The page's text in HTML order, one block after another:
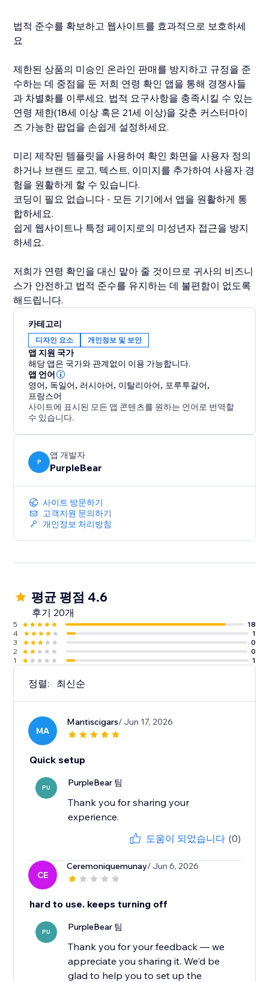
법적 준수를 확보하고 웹사이트를 효과적으로 보호하세
요
제한된 상품의 미승인 온라인 판매를 방지하고 규정을 준
수하는 데 중점을 둔 저희 연령 확인 앱을 통해 경쟁사들
과 차별화를 이루세요. 법적 요구사항을 충족시킬 수 있는
연령 제한(18세 이상 혹은 21세 이상)을 갖춘 커스터마이
즈 가능한 팝업을 손쉽게 설정하세요.
미리 제작된 템플릿을 사용하여 확인 화면을 사용자 정의
하거나 브랜드 로고, 텍스트, 이미지를 추가하여 사용자 경
험을 원활하게 할 수 있습니다.
코딩이 필요 없습니다 - 모든 기기에서 앱을 원활하게 통
합하세요.
쉽게 웹사이트나 특정 페이지로의 미성년자 접근을 방지
하세요.
저희가 연령 확인을 대신 맡아 줄 것이므로 귀사의 비즈니
스가 안전하고 법적 준수를 유지하는 데 불편함이 없도록
해드립니다.
카테고리
디자인 요소 개인정보 및 보안
앱 지원 국가
해당 앱은 국가와 관계없이 이용 가능합니다.
앱 언어
영어, 독일어, 러시아어, 이탈리아어, 포루투갈어,
프랑스어
사이트에 표시된 모든 앱 콘텐츠를 원하는 언어로 번역할
수 있습니다.
P
앱 개발자
PurpleBear
사이트 방문하기
고객지원 문의하기
개인정보 처리방침
평균 평점 4.6
후기 20개
5
18
4
1
3
0
2
0
1
1
정렬: 최신순
MA
Mantiscigars/ Jun 17, 2026
Quick setup
PU PurpleBear 팀
Thank you for sharing your
experience.
도움이 되었습니다 (0)
CE
Ceremoniquemunay/ Jun 6, 2026
hard to use. keeps turning off
PU PurpleBear 팀
Thank you for your feedback — we
appreciate you sharing it. We'd be
glad to help you to set up the